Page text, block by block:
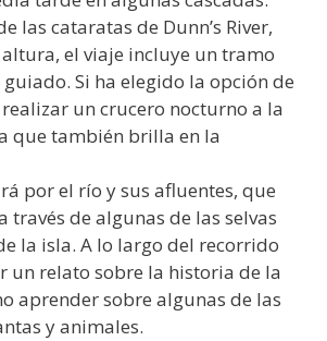
las cataratas de Dunn’s River,
el viaje incluye un tramo
Si ha elegido la opción de
un crucero nocturno a la
que también brilla en la
por el río y sus afluentes, que
través de algunas de las selvas
la isla. A lo largo del recorrido
un relato sobre la historia de la
aprender sobre algunas de las
y animales.